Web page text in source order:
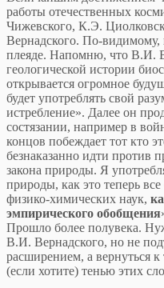
работы отечественных
Чижевского, К.Э.
Вернадского. По-
плеяде. Напомню, что В.И.
геологической истории
открывается огромное
будет употреблять свой
истребление». Далее он
состязании, например в
концов побеждает тот кто
безнаказанно идти против
закона природы. Я
природы, как это теперь
физико-химических наук,
эмпирического обобщения
Прошло более полувека.
В.И. Вернадского, но не
расширением, а вернуться
(если хотите) тенью этих